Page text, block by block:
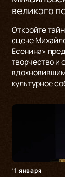
великого
Откройте
сцене
Есенина»
творчество и
культурное
11 января